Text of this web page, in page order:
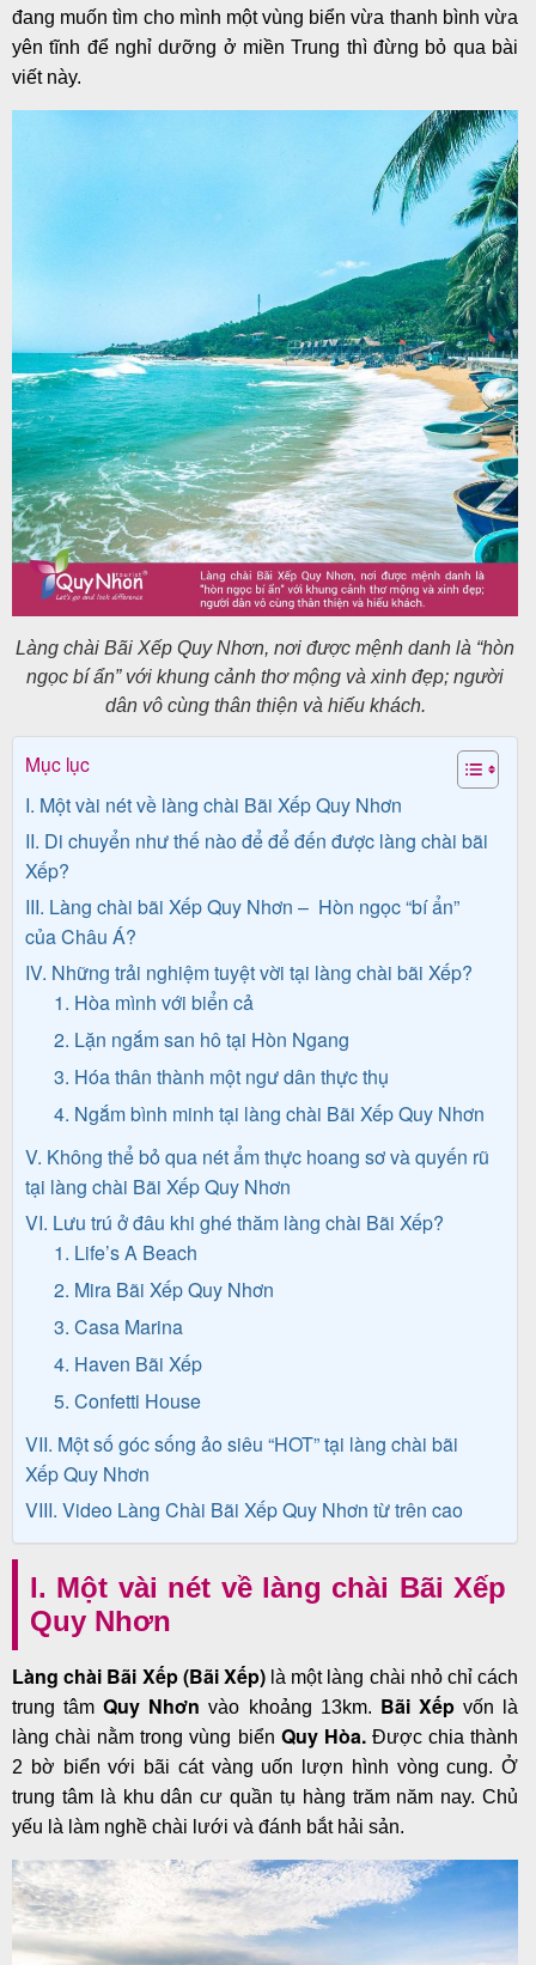
Lịch
Về
Quy
Nhơn
Tourist
Cảm
nhận
hàng
Tuyển
dụng
Liên
đang muốn tìm cho mình một vùng biển vừa thanh bình vừa
yên tĩnh để nghỉ dưỡng ở miền Trung thì đừng bỏ qua bài
viết này.
Làng chài Bãi Xếp Quy Nhơn, nơi được mệnh danh là “hòn
ngọc bí ẩn” với khung cảnh thơ mộng và xinh đẹp; người
dân vô cùng thân thiện và hiếu khách.
Mục lục
I. Một vài nét về làng chài Bãi Xếp Quy Nhơn
II. Di chuyển như thế nào để để đến được làng chài bãi
Xếp?
III. Làng chài bãi Xếp Quy Nhơn – Hòn ngọc “bí ẩn”
của Châu Á?
IV. Những trải nghiệm tuyệt vời tại làng chài bãi Xếp?
1. Hòa mình với biển cả
2. Lặn ngắm san hô tại Hòn Ngang
3. Hóa thân thành một ngư dân thực thụ
4. Ngắm bình minh tại làng chài Bãi Xếp Quy Nhơn
V. Không thể bỏ qua nét ẩm thực hoang sơ và quyến rũ
tại làng chài Bãi Xếp Quy Nhơn
VI. Lưu trú ở đâu khi ghé thăm làng chài Bãi Xếp?
1. Life’s A Beach
2. Mira Bãi Xếp Quy Nhơn
3. Casa Marina
4. Haven Bãi Xếp
5. Confetti House
VII. Một số góc sống ảo siêu “HOT” tại làng chài bãi
Xếp Quy Nhơn
VIII. Video Làng Chài Bãi Xếp Quy Nhơn từ trên cao
I. Một vài nét về làng chài Bãi Xếp
Quy Nhơn
Làng chài Bãi Xếp (Bãi Xếp)là một làng chài nhỏ chỉ cách
trung tâm Quy Nhơn vào khoảng 13km. Bãi Xếpvốn là
làng chài nằm trong vùng biển Quy Hòa.Được chia thành
2 bờ biển với bãi cát vàng uốn lượn hình vòng cung. Ở
trung tâm là khu dân cư quần tụ hàng trăm năm nay. Chủ
yếu là làm nghề chài lưới và đánh bắt hải sản.